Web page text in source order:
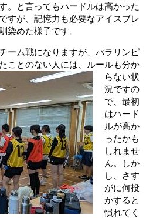
。と言ってもハードルは高かった
すが、記憶力も必要なアイスブレ
染めた様子です。
ーム戦になりますが、パラリンピ
ことのない人には、ルールも分か
らない状
況ですの
で、最初
はハード
ルが高か
ったかも
しれませ
ん。しか
し、さす
がに何投
かすると
慣れてく